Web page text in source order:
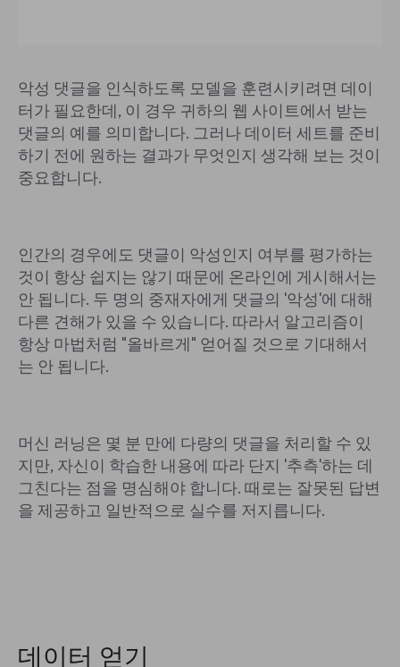
악성 댓글을 인식하도록 모델을 훈련시키려면 데이
터가 필요한데, 이 경우 귀하의 웹 사이트에서 받는
댓글의 예를 의미합니다. 그러나 데이터 세트를 준비
하기 전에 원하는 결과가 무엇인지 생각해 보는 것이
중요합니다.
인간의 경우에도 댓글이 악성인지 여부를 평가하는
것이 항상 쉽지는 않기 때문에 온라인에 게시해서는
안 됩니다. 두 명의 중재자에게 댓글의 '악성'에 대해
다른 견해가 있을 수 있습니다. 따라서 알고리즘이
항상 마법처럼 "올바르게" 얻어질 것으로 기대해서
는 안 됩니다.
머신 러닝은 몇 분 만에 다량의 댓글을 처리할 수 있
지만, 자신이 학습한 내용에 따라 단지 '추측'하는 데
그친다는 점을 명심해야 합니다. 때로는 잘못된 답변
을 제공하고 일반적으로 실수를 저지릅니다.
데이터 얻기